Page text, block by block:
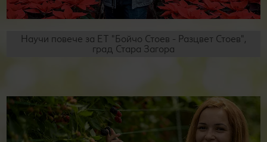
Научи повече за ЕТ "Бойчо Стоев - Разцвет Стоев",
град Стара Загора